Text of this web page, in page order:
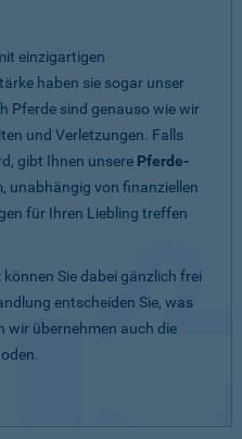
einzigartigen
haben sie sogar unser
Pferde sind genauso wie wir
und Verletzungen. Falls
gibt Ihnen unsere Pferde-
unabhängig von finanziellen
für Ihren Liebling treffen
Sie dabei gänzlich frei
entscheiden Sie, was
wir übernehmen auch die